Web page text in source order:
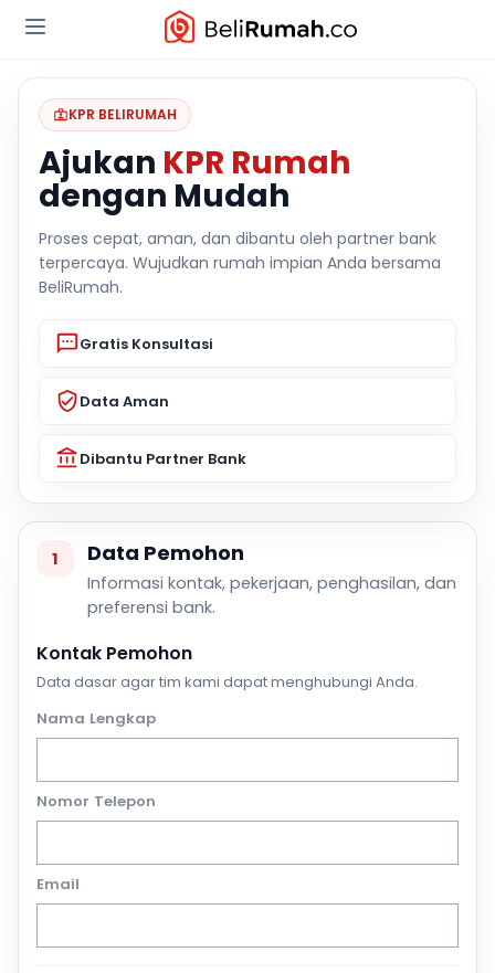
KPR BELIRUMAH
Ajukan KPR Rumah
dengan Mudah
Proses cepat, aman, dan dibantu oleh partner bank
terpercaya. Wujudkan rumah impian Anda bersama
BeliRumah.
Gratis Konsultasi
Data Aman
Dibantu Partner Bank
1 Data Pemohon
Informasi kontak, pekerjaan, penghasilan, dan
preferensi bank.
Kontak Pemohon
Data dasar agar tim kami dapat menghubungi Anda.
Nama Lengkap
Nomor Telepon
Email